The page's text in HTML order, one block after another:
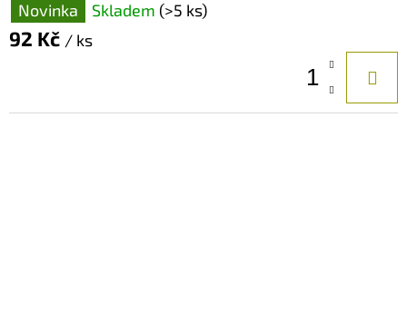
Novinka Skladem (>5 ks)
92 Kč / ks